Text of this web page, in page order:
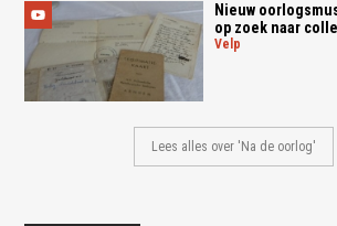
Nieuw
op zoek naar
velp
Lees alles over 'Na de oorlog'